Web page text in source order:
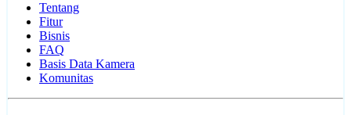
Tentang
Fitur
Bisnis
FAQ
Basis Data Kamera
Komunitas